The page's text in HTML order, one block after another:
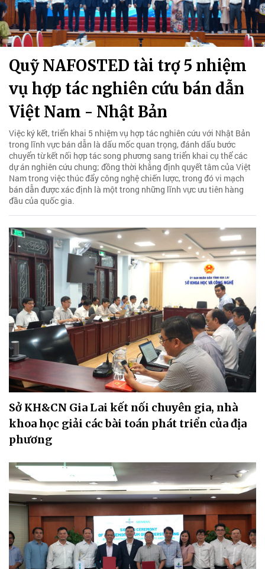
Quỹ NAFOSTED tài trợ 5 nhiệm
vụ hợp tác nghiên cứu bán dẫn
Việt Nam - Nhật Bản
Việc ký kết, triển khai 5 nhiệm vụ hợp tác nghiên cứu với Nhật Bản
trong lĩnh vực bán dẫn là dấu mốc quan trọng, đánh dấu bước
chuyển từ kết nối hợp tác song phương sang triển khai cụ thể các
dự án nghiên cứu chung; đồng thời khẳng định quyết tâm của Việt
Nam trong việc thúc đẩy công nghệ chiến lược, trong đó vi mạch
bán dẫn được xác định là một trong những lĩnh vực ưu tiên hàng
đầu của quốc gia.
Sở KH&CN Gia Lai kết nối chuyên gia, nhà
khoa học giải các bài toán phát triển của địa
phương